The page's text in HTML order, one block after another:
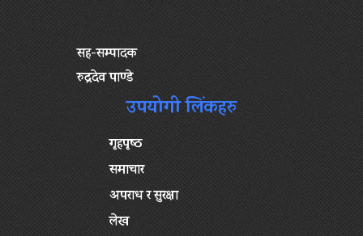
सह-सम्पादक
रुद्रदेव पाण्डे
उपयोगी लिंकहरु
गृहपृष्‍ठ
समाचार
अपराध र सुरक्षा
लेख